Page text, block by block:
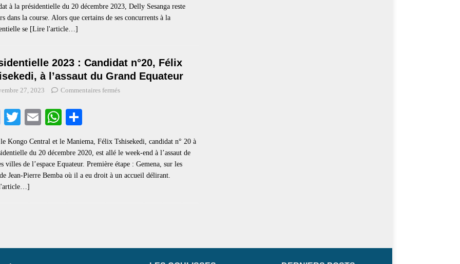
bo
ok
tte
r
ail ts
A
re
à la présidentielle du 20 décembre 2023, Delly Sesanga reste
dans la course. Alors que certains de ses concurrents à la
se [Lire l'article…]
2023 : Candidat n°20, Félix
à l’assaut du Grand Equateur
27, 2023 Commentaires fermés
Fa
bo
ok
T
tte
r
E
ail
W
ts
A
pp
re
Kongo Central et le Maniema, Félix Tshisekedi, candidat n° 20 à
du 20 décembre 2020, est allé le week-end à l’assaut de
villes de l’espace Equateur. Première étape : Gemena, sur les
Jean-Pierre Bemba où il a eu droit à un accueil délirant.